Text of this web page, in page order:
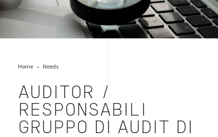
Home Needs
AUDITOR /
RESPONSABILI
GRUPPO DI AUDIT DI